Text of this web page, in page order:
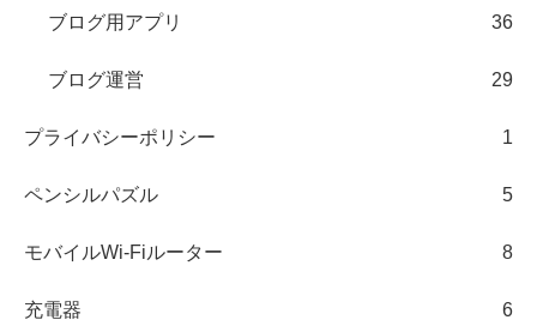
ブログ用アプリ 36
ブログ運営 29
プライバシーポリシー 1
ペンシルパズル 5
モバイルWi-Fiルーター 8
充電器 6